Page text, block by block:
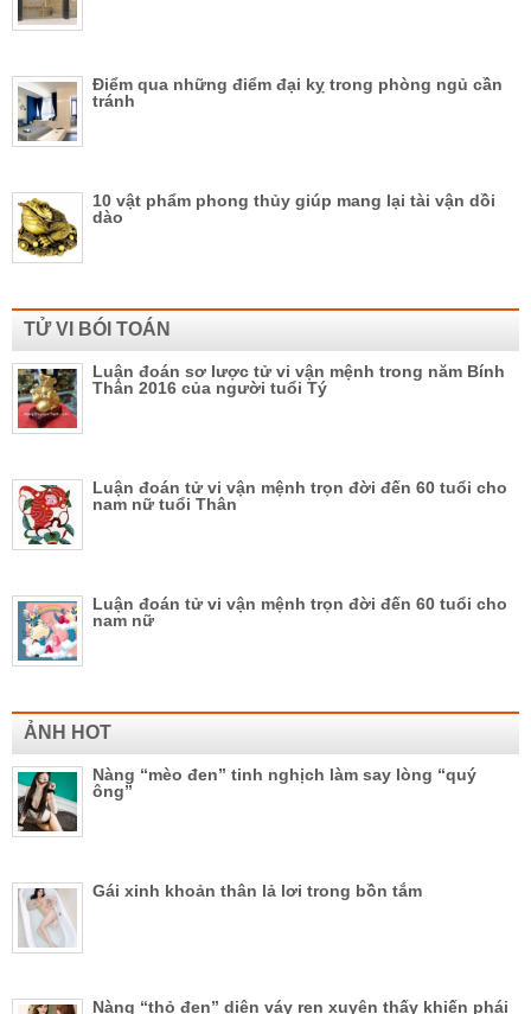
Điểm qua những điểm đại kỵ trong phòng ngủ cần
tránh
10 vật phẩm phong thủy giúp mang lại tài vận dồi
dào
TỬ VI BÓI TOÁN
Luận đoán sơ lược tử vi vận mệnh trong năm Bính
Thân 2016 của người tuổi Tý
Luận đoán tử vi vận mệnh trọn đời đến 60 tuổi cho
nam nữ tuổi Thân
Luận đoán tử vi vận mệnh trọn đời đến 60 tuổi cho
nam nữ
ẢNH HOT
Nàng “mèo đen” tinh nghịch làm say lòng “quý
ông”
Gái xinh khoản thân lả lơi trong bồn tắm
Nàng “thỏ đen” diện váy ren xuyên thấy khiến phái